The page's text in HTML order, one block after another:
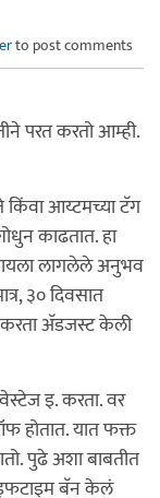
to post comments
परत करतो आम्ही.
किंवा आय्टमच्या टॅग
काढतात. हा
लागलेले अनुभव
३० दिवसात
अ‍ॅडजस्ट केली
इ. करता. वर
होतात. यात फक्त
पुढे अशा बाबतीत
बॅन केलं